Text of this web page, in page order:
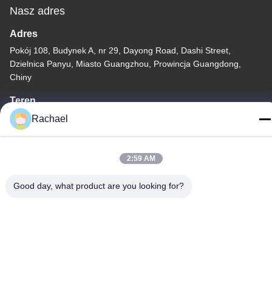
Nasz adres
Adres
Pokój 108, Budynek A, nr 29, Dayong Road, Dashi Street,
Dzielnica Panyu, Miasto Guangzhou, Prowincja Guangdong,
Chiny
Teren
0086-15112103717
Rachael
2:59 AM
Good day, what product are you looking for?